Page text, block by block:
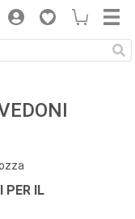
PER IL